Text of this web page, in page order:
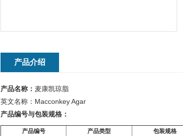
产品介绍
产品名称： 麦康凯琼脂
英文名称：Macconkey Agar
产品编号与包装规格：
产品编号 产品类型
包装规格